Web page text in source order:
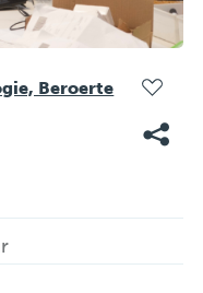
Beroerte